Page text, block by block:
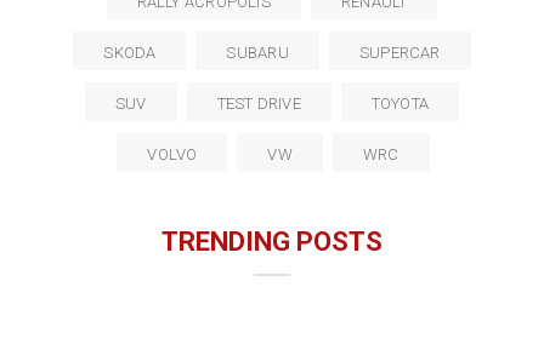
SKODA SUBARU SUPERCAR
SUV TEST DRIVE TOYOTA
VOLVO VW WRC
TRENDING POSTS